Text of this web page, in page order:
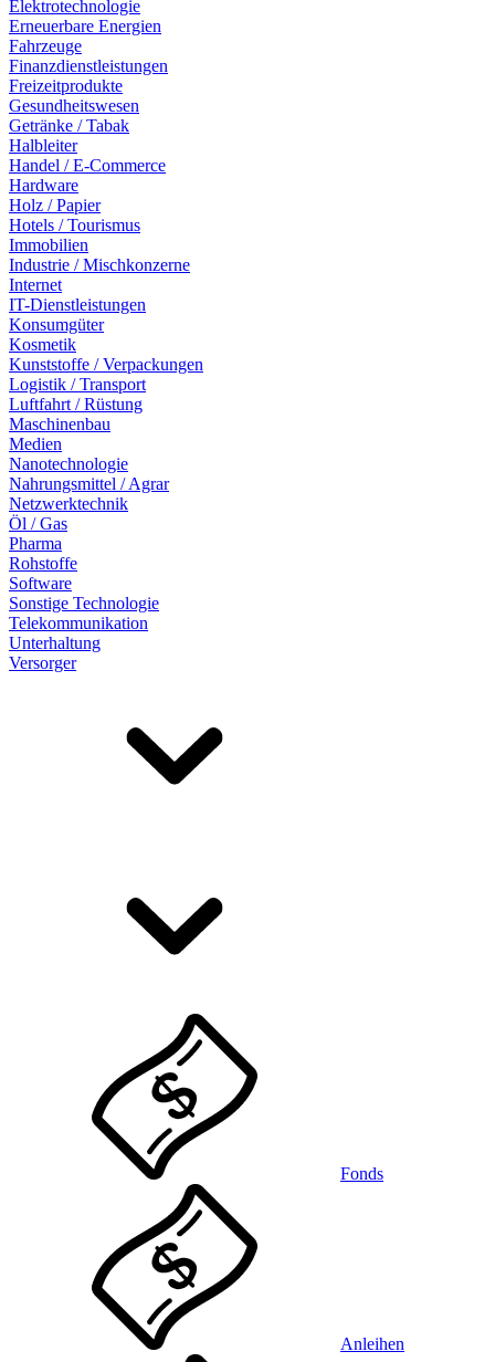
Elektrotechnologie
Erneuerbare Energien
Fahrzeuge
Finanzdienstleistungen
Freizeitprodukte
Gesundheitswesen
Getränke / Tabak
Halbleiter
Handel / E-Commerce
Hardware
Holz / Papier
Hotels / Tourismus
Immobilien
Industrie / Mischkonzerne
Internet
IT-Dienstleistungen
Konsumgüter
Kosmetik
Kunststoffe / Verpackungen
Logistik / Transport
Luftfahrt / Rüstung
Maschinenbau
Medien
Nanotechnologie
Nahrungsmittel / Agrar
Netzwerktechnik
Öl / Gas
Pharma
Rohstoffe
Software
Sonstige Technologie
Telekommunikation
Unterhaltung
Versorger
Fonds
Anleihen